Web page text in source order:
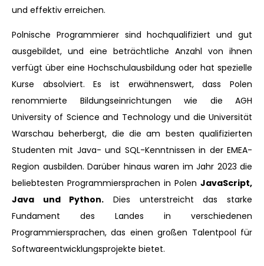
und effektiv erreichen.
Polnische Programmierer sind hochqualifiziert und gut
ausgebildet, und eine beträchtliche Anzahl von ihnen
verfügt über eine Hochschulausbildung oder hat spezielle
Kurse absolviert. Es ist erwähnenswert, dass Polen
renommierte Bildungseinrichtungen wie die AGH
University of Science and Technology und die Universität
Warschau beherbergt, die die am besten qualifizierten
Studenten mit Java- und SQL-Kenntnissen in der EMEA-
Region ausbilden. Darüber hinaus waren im Jahr 2023 die
beliebtesten Programmiersprachen in Polen JavaScript,
Java und Python. Dies unterstreicht das starke
Fundament des Landes in verschiedenen
Programmiersprachen, das einen großen Talentpool für
Softwareentwicklungsprojekte bietet.